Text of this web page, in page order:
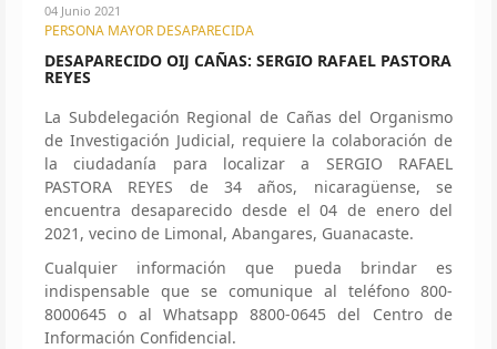
04 Junio 2021
PERSONA MAYOR DESAPARECIDA
DESAPARECIDO OIJ CAÑAS: SERGIO RAFAEL PASTORA
REYES
La Subdelegación Regional de Cañas del Organismo
de Investigación Judicial, requiere la colaboración de
la ciudadanía para localizar a SERGIO RAFAEL
PASTORA REYES de 34 años, nicaragüense, se
encuentra desaparecido desde el 04 de enero del
2021, vecino de Limonal, Abangares, Guanacaste.
Cualquier información que pueda brindar es
indispensable que se comunique al teléfono 800-
8000645 o al Whatsapp 8800-0645 del Centro de
Información Confidencial.